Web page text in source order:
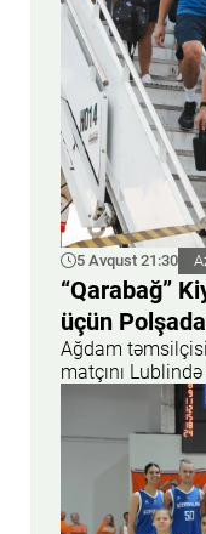
5 Avqust 21:30
“Qarabağ”
üçün
Ağdam
matçını